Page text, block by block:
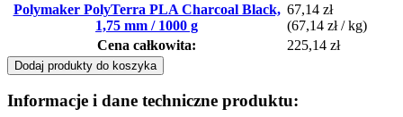
Polymaker PolyTerra PLA Charcoal Black,
1,75 mm / 1000 g
67,14 zł
(67,14 zł / kg)
Cena całkowita:
225,14 zł
Dodaj produkty do koszyka
Informacje i dane techniczne produktu: